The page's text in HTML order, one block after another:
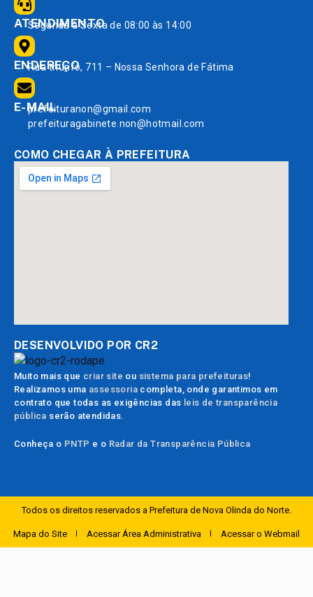
ATENDIMENTO
Segunda à Sexta de 08:00 às 14:00
ENDEREÇO
Rua triunfo, 711 – Nossa Senhora de Fátima
E-MAIL
prefeituranon@gmail.com
prefeituragabinete.non@hotmail.com
COMO CHEGAR À PREFEITURA
DESENVOLVIDO POR CR2
Muito mais que criar site ou sistema para prefeituras!
Realizamos uma assessoria completa, onde garantimos em
contrato que todas as exigências das leis de transparência
pública serão atendidas.
Conheça o PNTP e o Radar da Transparência Pública
Todos os direitos reservados a Prefeitura de Nova Olinda do Norte.
Mapa do Site Acessar Área Administrativa Acessar o Webmail